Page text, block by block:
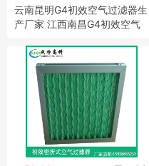
云南昆明G4初效空气过滤器生
产厂家 江西南昌G4初效空气